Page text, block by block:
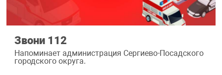
Звони 112
Напоминает администрация Сергиево-Посадского
городского округа.